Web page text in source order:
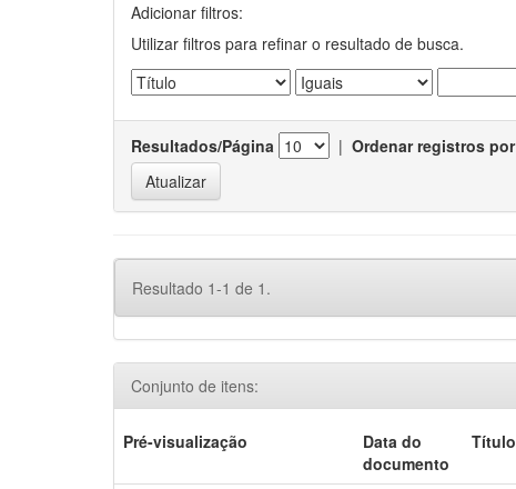
Adicionar filtros:
Utilizar filtros para refinar o resultado de busca.
Resultados/Página | Ordenar registros por
Resultado 1-1 de 1.
Conjunto de itens:
Pré-visualização
Data do
documento
Título